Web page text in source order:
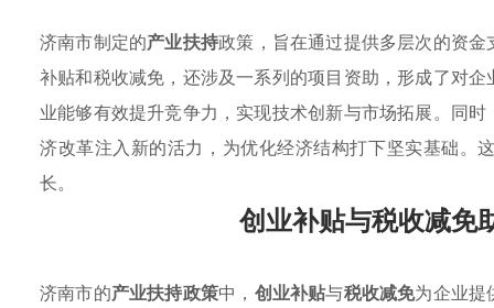
济南市制定的产业扶持政策，旨在通过提供多层次的资
补贴和税收减免，还涉及一系列的项目资助，形成了对
业能够有效提升竞争力，实现技术创新与市场拓展。同
济改革注入新的活力，为优化经济结构打下坚实基础。
长。
创业补贴与税收减免
济南市的产业扶持政策中， 创业补贴与税收减免为企业提